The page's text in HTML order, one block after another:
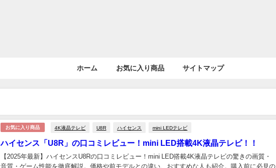
ホーム お気に入り商品 サイトマップ
お気に入り商品 4K液晶テレビ U8R ハイセンス mini LEDテレビ
ハイセンス「U8R」の口コミレビュー！mini LED搭載4K液晶テレビ！！
【2025年最新】ハイセンスU8Rの口コミレビュー！mini LED搭載4K液晶テレビの驚きの画質・
音質・ゲーム性能を徹底解説。価格や前モデルとの違い、おすすめな人も紹介。購入前に必見の